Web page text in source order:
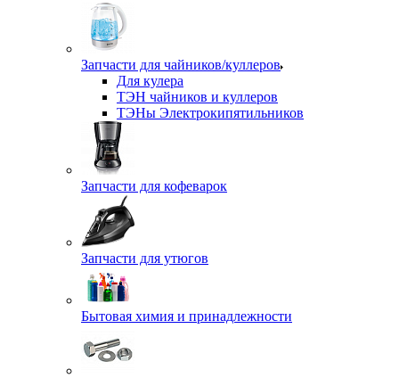
Запчасти для чайников/куллеров
Для кулера
ТЭН чайников и куллеров
ТЭНы Электрокипятильников
Запчасти для кофеварок
Запчасти для утюгов
Бытовая химия и принадлежности